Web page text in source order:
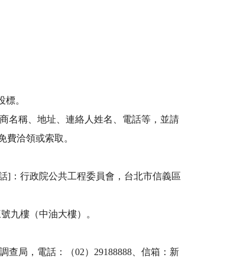
標。
名稱、地址、連絡人姓名、電話等，並請
費洽領或索取。
]：行政院公共工程委員會，台北市信義區
九樓（中油大樓）。
查局，電話：（02）29188888、信箱：新